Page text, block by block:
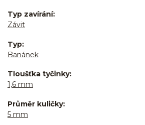
Typ zavírání
Závit
Typ
Banánek
Tloušťka tyčinky
1,6 mm
Průměr kuličky
5 mm